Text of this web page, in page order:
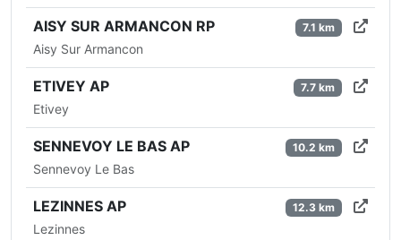
AISY SUR ARMANCON RP
Aisy Sur Armancon
7.1 km
ETIVEY AP
Etivey
7.7 km
SENNEVOY LE BAS AP
Sennevoy Le Bas
10.2 km
LEZINNES AP
Lezinnes
12.3 km